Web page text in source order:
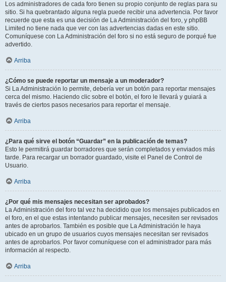
Los administradores de cada foro tienen su propio conjunto de reglas para su
sitio. Si ha quebrantado alguna regla puede recibir una advertencia. Por favor
recuerde que esta es una decisión de La Administración del foro, y phpBB
Limited no tiene nada que ver con las advertencias dadas en este sitio.
Comuníquese con La Administración del foro si no está seguro de porqué fue
advertido.
Arriba
¿Cómo se puede reportar un mensaje a un moderador?
Si La Administración lo permite, debería ver un botón para reportar mensajes
cerca del mismo. Haciendo clic sobre el botón, el foro le llevará y guiará a
través de ciertos pasos necesarios para reportar el mensaje.
Arriba
¿Para qué sirve el botón “Guardar” en la publicación de temas?
Esto le permitirá guardar borradores que serán completados y enviados más
tarde. Para recargar un borrador guardado, visite el Panel de Control de
Usuario.
Arriba
¿Por qué mis mensajes necesitan ser aprobados?
La Administración del foro tal vez ha decidido que los mensajes publicados en
el foro, en el que estas intentando publicar mensajes, necesiten ser revisados
antes de aprobarlos. También es posible que La Administración le haya
ubicado en un grupo de usuarios cuyos mensajes necesitan ser revisados
antes de aprobarlos. Por favor comuníquese con el administrador para más
información al respecto.
Arriba